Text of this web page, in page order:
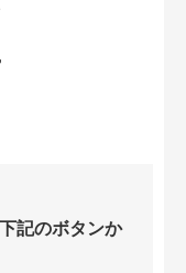
記のボタンか